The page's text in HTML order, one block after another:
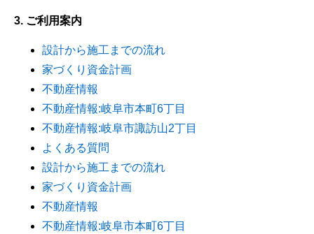
3. ご利用案内
設計から施工までの流れ
家づくり資金計画
不動産情報
不動産情報:岐阜市本町6丁目
不動産情報:岐阜市諏訪山2丁目
よくある質問
設計から施工までの流れ
家づくり資金計画
不動産情報
不動産情報:岐阜市本町6丁目